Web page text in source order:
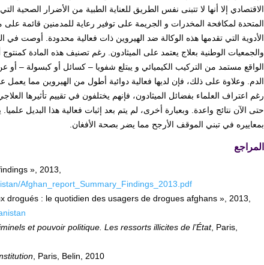
الاقتصادي إلا أنها لا تتبنى نفس الطريق للعناية الطبية من الأضرار الصحية
المتحدة لمكافحة المخدرات و الجريمة على توفير رعاية للمدمنين قائمة
الأدوية التي تقدمها هذه الوكالة ضد الهيروين ذات فعالية محدودة. أوصت في
والجمعيات الوطنية بعلاج يعتمد على الميثادون. رغم تصنيف هذه المادة
الواقع مستمد من التركيب الكيميائي و يبتلع شفويا – كسائل أو كبسولة
الدم. وعلاوة على ذلك، فإن لديها فعالية دوائية أطول من الهيروين مما يعمل
رغم اعتراف العلماء بفضائل الميثادون، فإنهم يختلفون في تقييم تأثيرها
حتى الآن نتائج واعدة. وبعبارة أخرى، لم يتم بعد إثبات فعالية هذا البديل
بمعاييره في تبني الموقف الأرجح مما يضر بصحة الأفغان.
المراجع
», 2013,
Afghan_report_Summary_Findings_2013.pdf
: le quotidien des usagers de drogues afghans », 2013,
et pouvoir politique. Les ressorts illicites de l’État, Paris,
, Paris, Belin, 2010